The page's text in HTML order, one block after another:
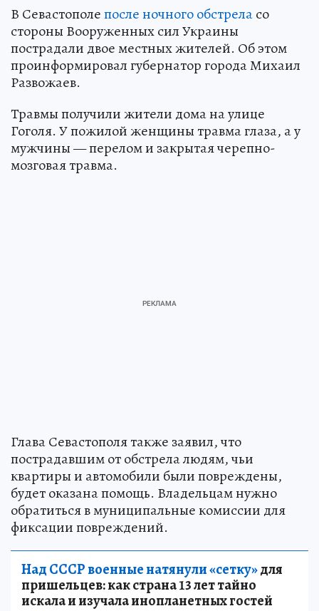
В Севастополепосле ночного обстреласо
стороны Вооруженных сил Украины
пострадали двое местных жителей. Об этом
проинформировал губернатор города Михаил
Развожаев.
Травмы получили жители дома на улице
Гоголя. У пожилой женщины травма глаза, а у
мужчины — перелом и закрытая черепно-
мозговая травма.
Глава Севастополя также заявил, что
пострадавшим от обстрела людям, чьи
квартиры и автомобили были повреждены,
будет оказана помощь. Владельцам нужно
обратиться в муниципальные комиссии для
фиксации повреждений.
Над СССР военные натянули «сетку»для
пришельцев: как страна 13 лет тайно
искала и изучала инопланетных гостей